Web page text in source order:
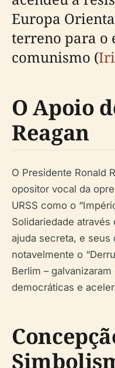
Europa
terreno para o
comunismo (
O Apoio
Reagan
O Presidente Ronald
opositor vocal da
URSS como o
Solidariedade
ajuda secreta, e seus
notavelmente o
Berlim –
democráticas e